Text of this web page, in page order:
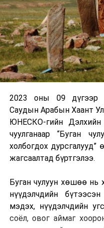
2023 оны 09 дүгээр
Саудын Арабын Хаант
ЮНЕСКО-гийн
чуулганаар “Буган
холбогдох
жагсаалтад бүртгэлээ.
Буган чулуун хөшөө нь
нүүдэлчдийн
мэдэх, нүүдэлчдийн
соёл, овог аймаг